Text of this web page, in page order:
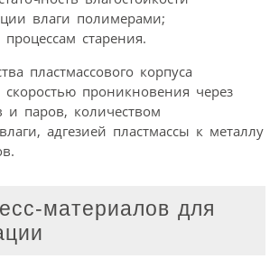
влаги полимерами;
старения.
пластмассового корпуса
скоростью проникновения через
и паров, количеством
адгезией пластмассы к металлу
материалов для